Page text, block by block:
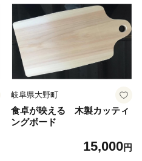
岐阜県大野町
食卓が映える 木製カッティ
ングボード
15,000円